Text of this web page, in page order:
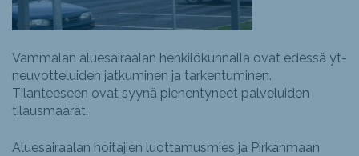
Vammalan aluesairaalan henkilökunnalla ovat edessä yt-
neuvotteluiden jatkuminen ja tarkentuminen.
Tilanteeseen ovat syynä pienentyneet palveluiden
tilausmäärät.
Aluesairaalan hoitajien luottamusmies ja Pirkanmaan